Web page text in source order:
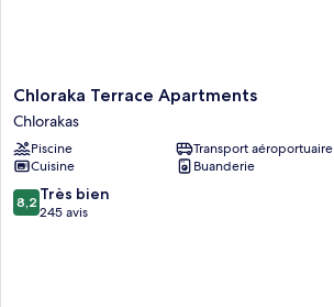
Chloraka
Terrace
Apartments
Chlorakas
Chloraka Terrace Apartments
Chlorakas
Piscine
Transport aéroportuaire
Cuisine
Buanderie
8.2
sur
8,2 Très bien
245 avis